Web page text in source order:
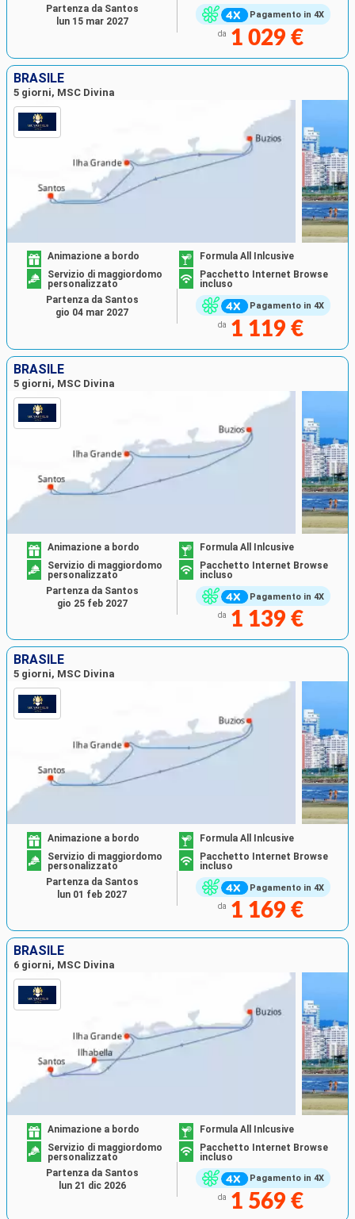
Pagamento in 4X
da 1 029 €
Partenza da Santos
lun 15 mar 2027
BRASILE
5 giorni, MSC Divina
Pagamento in 4X
Animazione a bordo
Formula All Inlcusive
Servizio di maggiordomo
personalizzato
Pacchetto Internet Browse
incluso
da 1 119 €
Partenza da Santos
gio 04 mar 2027
BRASILE
5 giorni, MSC Divina
Pagamento in 4X
Animazione a bordo
Formula All Inlcusive
Servizio di maggiordomo
personalizzato
Pacchetto Internet Browse
incluso
da 1 139 €
Partenza da Santos
gio 25 feb 2027
BRASILE
5 giorni, MSC Divina
Pagamento in 4X
Animazione a bordo
Formula All Inlcusive
Servizio di maggiordomo
personalizzato
Pacchetto Internet Browse
incluso
da 1 169 €
Partenza da Santos
lun 01 feb 2027
BRASILE
6 giorni, MSC Divina
Pagamento in 4X
Animazione a bordo
Formula All Inlcusive
Servizio di maggiordomo
personalizzato
Pacchetto Internet Browse
incluso
da 1 569 €
Partenza da Santos
lun 21 dic 2026